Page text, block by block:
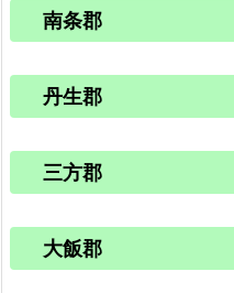
南条郡
丹生郡
三方郡
大飯郡